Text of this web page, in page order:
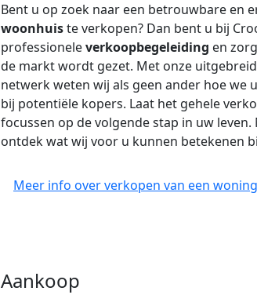
Bent u op zoek naar een betrouwbare en
woonhuiste verkopen? Dan bent u bij
professioneleverkoopbegeleiding en
de markt wordt gezet. Met onze
netwerk weten wij als geen ander hoe
bij potentiële kopers. Laat het gehele
focussen op de volgende stap in uw
ontdek wat wij voor u kunnen betekenen
Meer info over verkopen van een
Aankoop